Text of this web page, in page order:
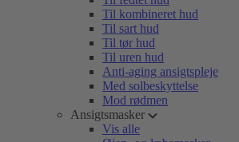
Til kombineret hud
Til sart hud
Til tør hud
Til uren hud
Anti-aging ansigtspleje
Med solbeskyttelse
Mod rødmen
Ansigtsmasker
Vis alle